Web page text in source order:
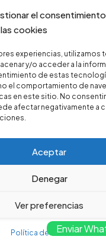
el consentimiento
cookies
experiencias,
y/o acceder a la
de estas
el comportamiento de
en este sitio. No consentir
afectar negativamente a
Aceptar
Denegar
Ver preferencias
Política de Privacidad
y
campañas
más efectivo.
esencial que el
en el mercado y
técnico
caso de que
o
Enviar